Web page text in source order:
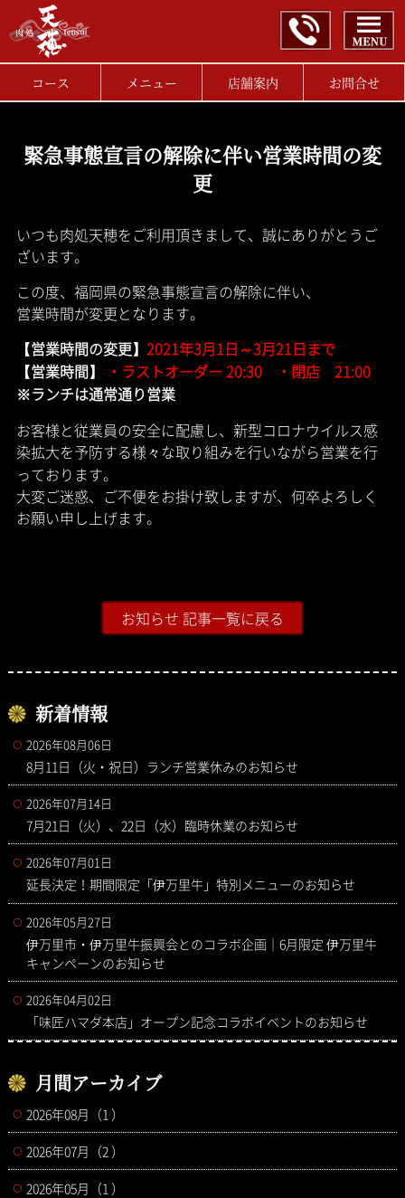
コース メニュー 店舗案内 お問合せ
緊急事態宣言の解除に伴い営業時間の変
更
いつも肉処天穂をご利用頂きまして、誠にありがとうご
ざいます。
この度、福岡県の緊急事態宣言の解除に伴い、
営業時間が変更となります。
【営業時間の変更】 2021年3月1日～3月21日まで
【営業時間】
・ラストオーダー 20:30 ・閉店 21:00
※ランチは通常通り営業
お客様と従業員の安全に配慮し、新型コロナウイルス感
染拡大を予防する様々な取り組みを行いながら営業を行
っております。
大変ご迷惑、ご不便をお掛け致しますが、何卒よろしく
お願い申し上げます。
お知らせ 記事一覧に戻る
新着情報
2026年08月06日
8月11日（火・祝日）ランチ営業休みのお知らせ
2026年07月14日
7月21日（火）、22日（水）臨時休業のお知らせ
2026年07月01日
延長決定！期間限定「伊万里牛」特別メニューのお知らせ
2026年05月27日
伊万里市・伊万里牛振興会とのコラボ企画｜6月限定 伊万里牛
キャンペーンのお知らせ
2026年04月02日
「味匠ハマダ本店」オープン記念コラボイベントのお知らせ
月間アーカイブ
2026年08月（1 ）
2026年07月（2 ）
2026年05月（1 ）